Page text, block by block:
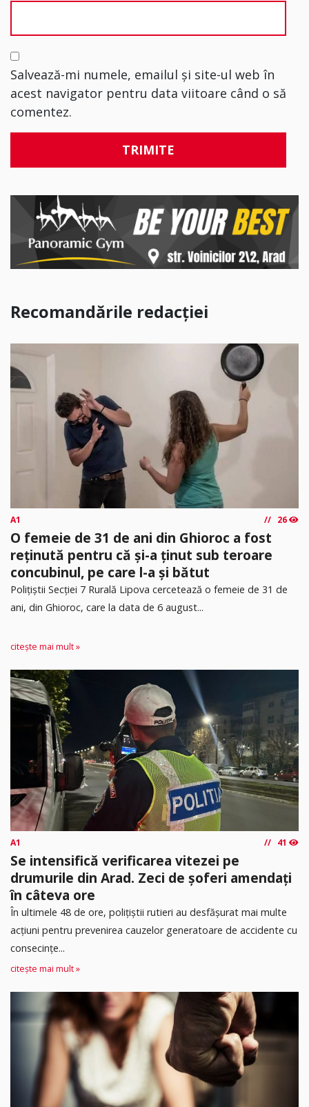
Salvează-mi numele, emailul și site-ul web în
acest navigator pentru data viitoare când o să
comentez.
Recomandările redacției
A1 26
O femeie de 31 de ani din Ghioroc a fost
reținută pentru că și-a ținut sub teroare
concubinul, pe care l-a și bătut
​Polițiștii Secției 7 Rurală Lipova cercetează o femeie de 31 de
ani, din Ghioroc, care la data de 6 august...
citește mai mult »
A1 41
Se intensifică verificarea vitezei pe
drumurile din Arad. Zeci de șoferi amendați
în câteva ore
În ultimele 48 de ore, polițiștii rutieri au desfășurat mai multe
acțiuni pentru prevenirea cauzelor generatoare de accidente cu
consecințe...
citește mai mult »